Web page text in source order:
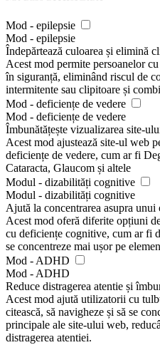
Mod - epilepsie
Mod - epilepsie
Îndepărtează culoarea și elimină
Acest mod permite persoanelor
în siguranță, eliminând riscul de
intermitente sau clipitoare și
Mod - deficiențe de vedere
Mod - deficiențe de vedere
Îmbunătățește vizualizarea site-
Acest mod ajustează site-ul web
deficiențe de vedere, cum ar fi
Cataracta, Glaucom și altele
Modul - dizabilități cognitive
Modul - dizabilități cognitive
Ajută la concentrarea asupra
Acest mod oferă diferite opțiuni
cu deficiențe cognitive, cum ar fi
se concentreze mai ușor pe
Mod - ADHD
Mod - ADHD
Reduce distragerea atentie și
Acest mod ajută utilizatorii cu
citească, să navigheze și să se
principale ale site-ului web,
distragerea atentiei.